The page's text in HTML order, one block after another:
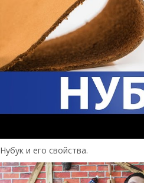
Нубук и его свойства.